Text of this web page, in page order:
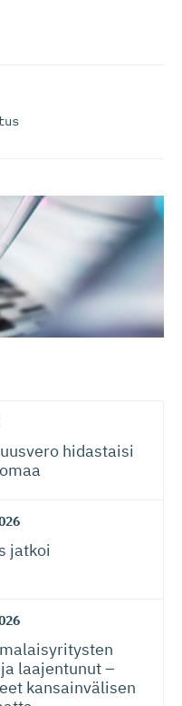
hidastaisi
jatkoi
laajentunut –
kansainvälisen